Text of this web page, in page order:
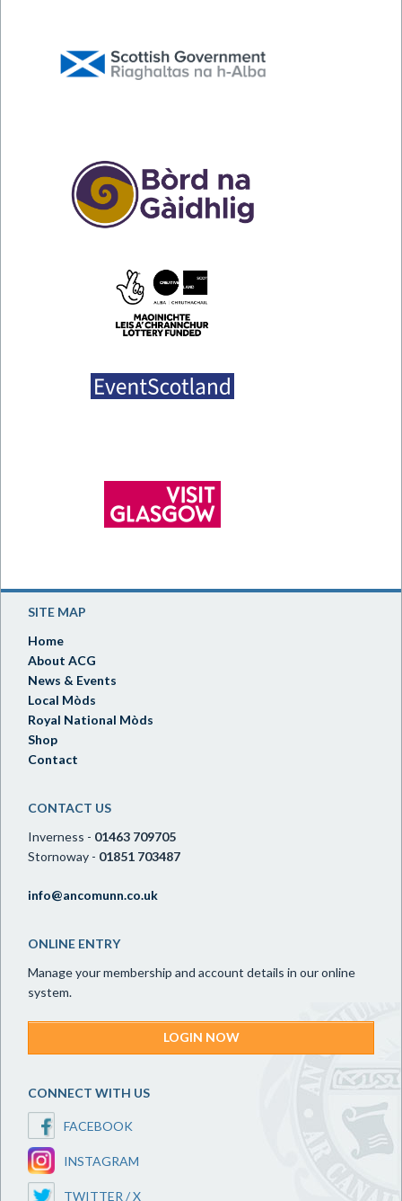
SITE MAP
Home
About ACG
News & Events
Local Mòds
Royal National Mòds
Shop
Contact
CONTACT US
Inverness - 01463 709705
Stornoway - 01851 703487
info@ancomunn.co.uk
ONLINE ENTRY
Manage your membership and account details in our online
system.
LOGIN NOW
CONNECT WITH US
FACEBOOK
INSTAGRAM
TWITTER / X